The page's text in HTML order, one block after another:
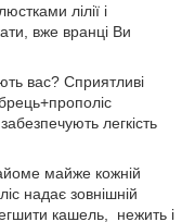
лілії і
вже вранці Ви
вас? Сприятливі
легкість
майже кожній
надає зовнішній
кашель, нежить і